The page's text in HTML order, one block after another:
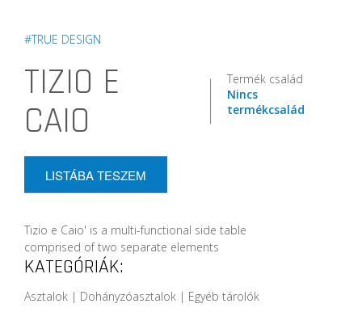
#TRUE DESIGN
TIZIO E
CAIO
Termék család
Nincs
termékcsalád
LISTÁBA TESZEM
Tizio e Caio' is a multi-functional side table
comprised of two separate elements
KATEGÓRIÁK:
Asztalok | Dohányzóasztalok | Egyéb tárolók